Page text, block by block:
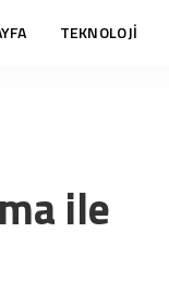
TEKNOLOJİ
ile